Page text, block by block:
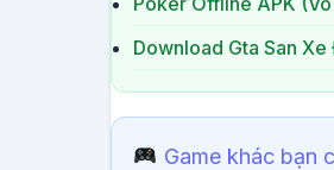
Download Gta San
Game khác bạn